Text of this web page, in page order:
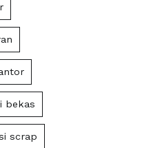
bekas
scrap